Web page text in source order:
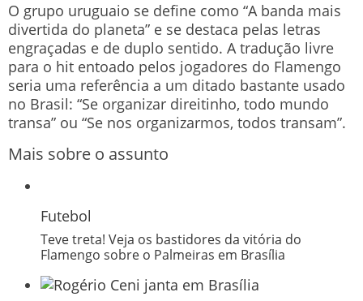
O grupo uruguaio se define como “A banda mais
divertida do planeta” e se destaca pelas letras
engraçadas e de duplo sentido. A tradução livre
para o hit entoado pelos jogadores do Flamengo
seria uma referência a um ditado bastante usado
no Brasil: “Se organizar direitinho, todo mundo
transa” ou “Se nos organizarmos, todos transam”.
Mais sobre o assunto
Futebol
Teve treta! Veja os bastidores da vitória do
Flamengo sobre o Palmeiras em Brasília